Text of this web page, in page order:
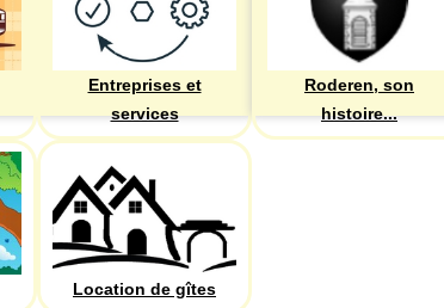
Entreprises et
services
Location de gîtes
Roderen, son
histoire...